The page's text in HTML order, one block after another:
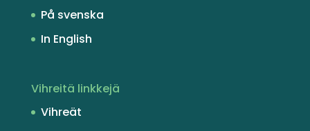
På svenska
In English
Vihreitä linkkejä
Vihreät